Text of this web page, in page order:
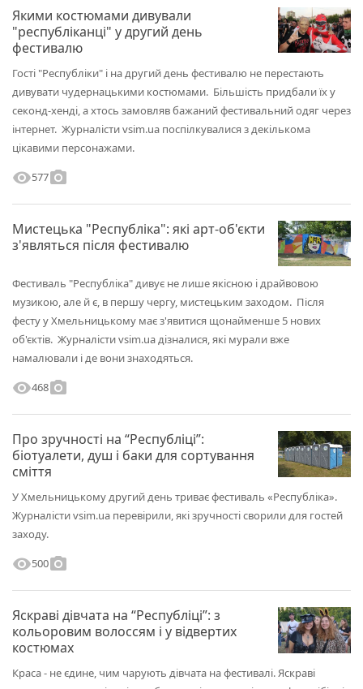
Якими костюмами дивували
"республіканці" у другий день
фестивалю
Гості "Республіки" і на другий день фестивалю не перестають
дивувати чудернацькими костюмами. Більшість придбали їх у
секонд-хенді, а хтось замовляв бажаний фестивальний одяг через
інтернет. Журналісти vsim.ua поспілкувалися з декількома
цікавими персонажами.
visibility577photo_camera
Мистецька "Республіка": які арт-об'єкти
з'являться після фестивалю
Фестиваль "Республіка" дивує не лише якісною і драйвовою
музикою, але й є, в першу чергу, мистецьким заходом. Після
фесту у Хмельницькому має з'явитися щонайменше 5 нових
об'єктів. Журналісти vsim.ua дізналися, які мурали вже
намалювали і де вони знаходяться.
visibility468photo_camera
Про зручності на “Республіці”:
біотуалети, душ і баки для сортування
сміття
У Хмельницькому другий день триває фестиваль «Республіка».
Журналісти vsim.ua перевірили, які зручності сворили для гостей
заходу.
visibility500photo_camera
Яскраві дівчата на “Республіці”: з
кольоровим волоссям і у відвертих
костюмах
Краса - не єдине, чим чарують дівчата на фестивалі. Яскраві